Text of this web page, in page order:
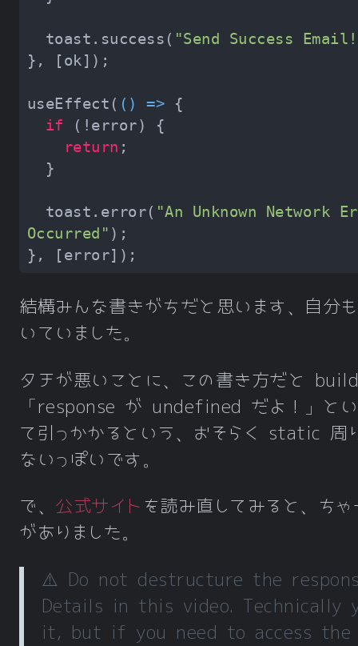
  toast.success(
"Send Success
useEffect( () =>
if
return
  toast.error(
"An Unknown Network
Occurred"
結構みんな書きがちだと思います、自分
いていました。
タチが悪いことに、この書き方だと
「response が undefined だよ！」と
て引っかかるという、おそらく static 周
ないっぽいです。
で、 公式サイト を読み直してみると、ち
がありました。
⚠️ Do not destructure the
Details in this video. Technically
it, but if you need to access the